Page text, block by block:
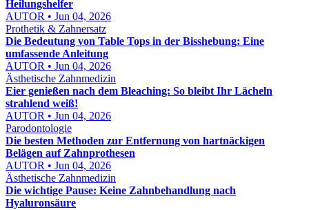
Heilungshelfer
AUTOR • Jun 04, 2026
Prothetik & Zahnersatz
Die Bedeutung von Table Tops in der Bisshebung: Eine
umfassende Anleitung
AUTOR • Jun 04, 2026
Ästhetische Zahnmedizin
Eier genießen nach dem Bleaching: So bleibt Ihr Lächeln
strahlend weiß!
AUTOR • Jun 04, 2026
Parodontologie
Die besten Methoden zur Entfernung von hartnäckigen
Belägen auf Zahnprothesen
AUTOR • Jun 04, 2026
Ästhetische Zahnmedizin
Die wichtige Pause: Keine Zahnbehandlung nach
Hyaluronsäure